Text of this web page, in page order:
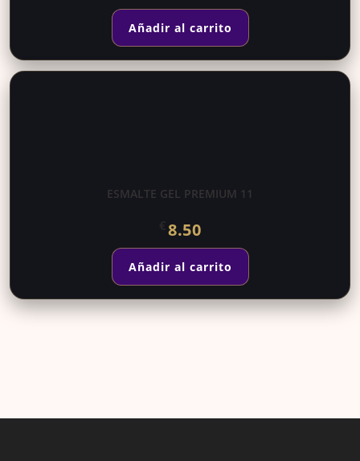
Añadir al carrito
ESMALTE GEL PREMIUM 11
8.50
Añadir al carrito